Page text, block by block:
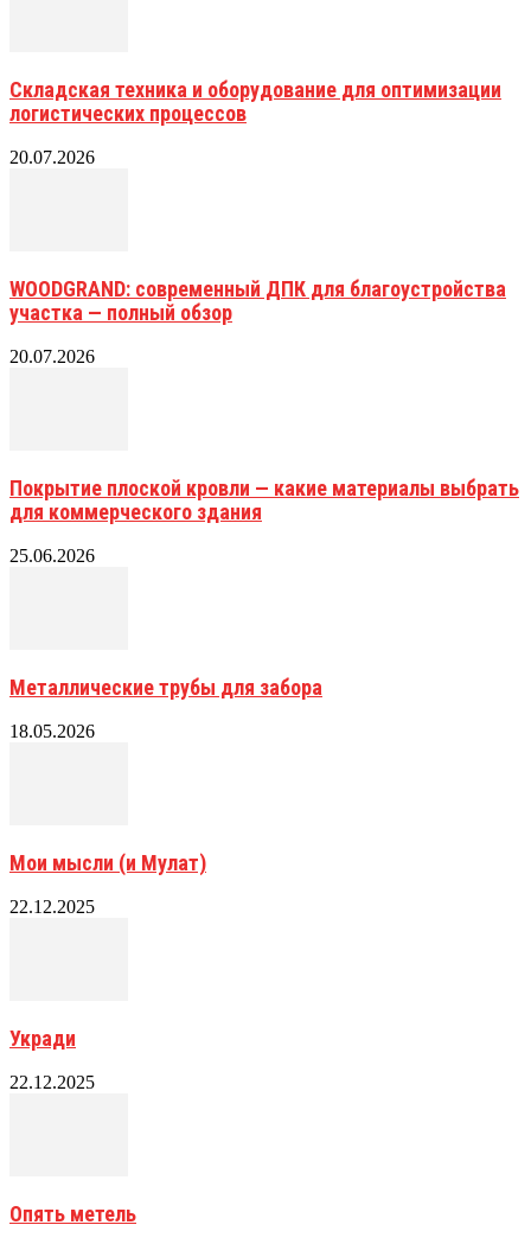
Складская техника и оборудование для оптимизации
логистических процессов
20.07.2026
WOODGRAND: современный ДПК для благоустройства
участка — полный обзор
20.07.2026
Покрытие плоской кровли — какие материалы выбрать
для коммерческого здания
25.06.2026
Металлические трубы для забора
18.05.2026
Мои мысли (и Мулат)
22.12.2025
Укради
22.12.2025
Опять метель